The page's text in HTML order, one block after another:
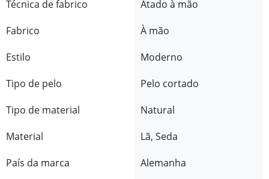
Técnica de fabrico
Atado à mão
Fabrico
À mão
Estilo
Moderno
Tipo de pelo
Pelo cortado
Tipo de material
Natural
Material
Lã, Seda
País da marca
Alemanha